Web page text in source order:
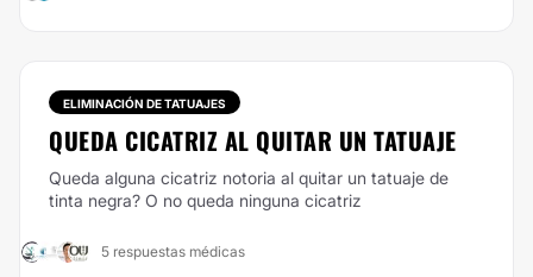
ELIMINACIÓN DE TATUAJES
QUEDA CICATRIZ AL QUITAR UN TATUAJE
Queda alguna cicatriz notoria al quitar un tatuaje de
tinta negra? O no queda ninguna cicatriz
5 respuestas médicas